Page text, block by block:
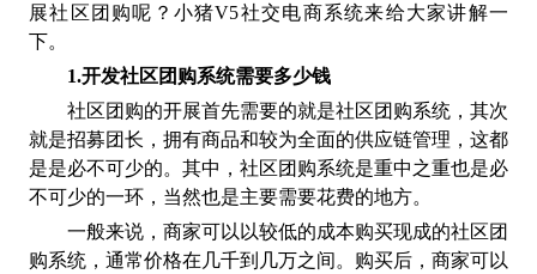
展社区团购呢 ？ 小猪V5社交电商系统来给大家讲解一
下。
1.开发社区团购系统需要多少钱
社区团购的开展首先需要的就是社区团购系统，其次
就是招募团长，拥有商品和较为全面的供应链管理，这都
是是必不可少的。其中，社区团购系统是重中之重也是必
不可少的一环，当然也是主要需要花费的地方。
一般来说，商家可以以较低的成本购买现成的社区团
购系统，通常价格在几千到几万之间。购买后，商家可以